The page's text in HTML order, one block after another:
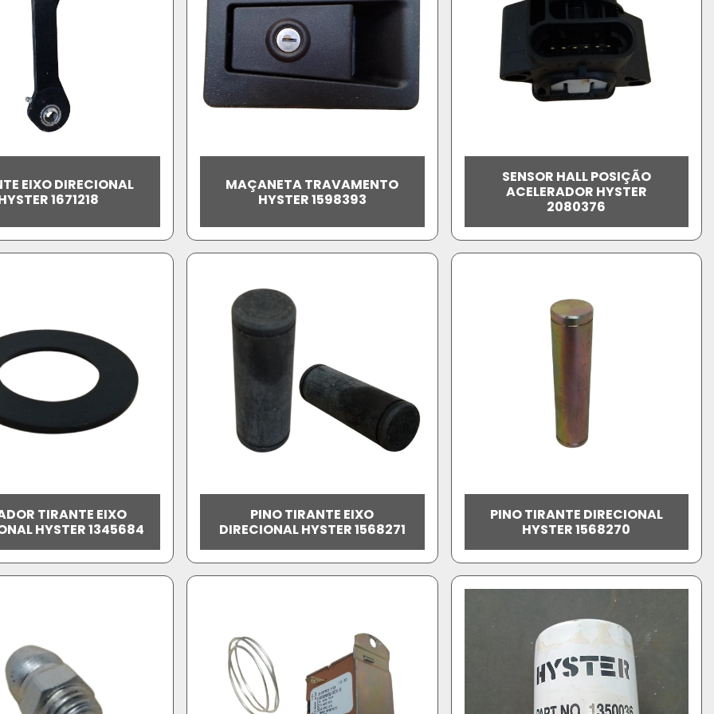
EIXO DIRECIONAL
1671218
MAÇANETA TRAVAMENTO
HYSTER 1598393
SENSOR HALL POSIÇÃO
ACELERADOR HYSTER
2080376
TIRANTE EIXO
HYSTER 1345684
PINO TIRANTE EIXO
DIRECIONAL HYSTER 1568271
PINO TIRANTE DIRECIONAL
HYSTER 1568270